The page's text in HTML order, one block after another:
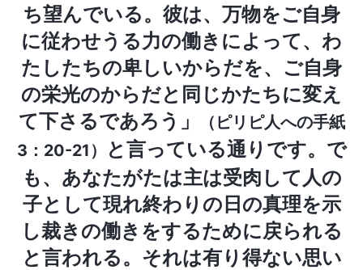
ち望んでいる。彼は、万物をご自身
に従わせうる力の働きによって、わ
たしたちの卑しいからだを、ご自身
の栄光のからだと同じかたちに変え
て下さるであろう」
（ピリピ人への手紙
3：20-21）
と言っている通りです。で
も、あなたがたは主は受肉して人の
子として現れ終わりの日の真理を示
し裁きの働きをするために戻られる
と言われる。それは有り得ない思い